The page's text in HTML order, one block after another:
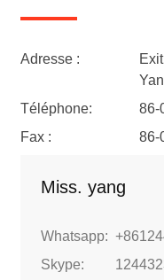
Adresse :
Téléphone:
86-
Fax :
86-
Miss. yang
Whatsapp:
Skype: